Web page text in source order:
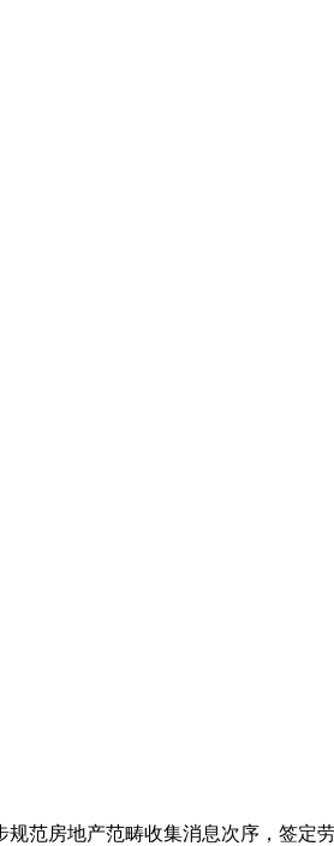
房地产范畴收集消息次序，签定